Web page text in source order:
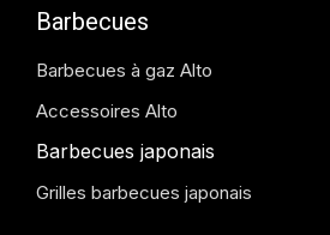
Barbecues
Barbecues à gaz Alto
Accessoires Alto
Barbecues japonais
Grilles barbecues japonais